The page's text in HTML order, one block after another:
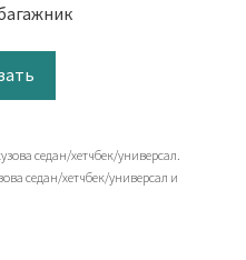
седан/хетчбек/универсал.
седан/хетчбек/универсал и